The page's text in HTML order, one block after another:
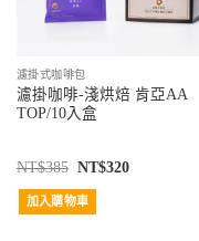
濾掛式咖啡包
濾掛咖啡-淺烘焙 肯亞AA
TOP/10入盒
NT$385 NT$320
加入購物車